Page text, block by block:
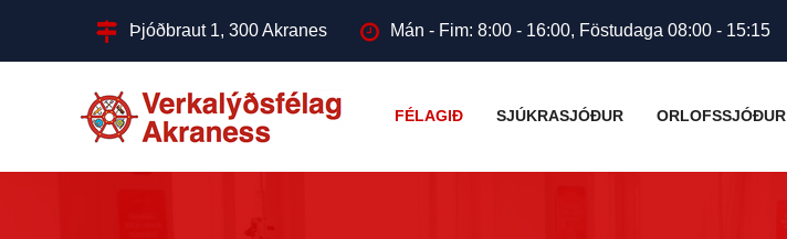
Þjóðbraut 1, 300 Akranes Mán - Fim: 8:00 - 16:00, Föstudaga 08:00 - 15:15
FÉLAGIÐ SJÚKRASJÓÐUR ORLOFSSJÓÐUR